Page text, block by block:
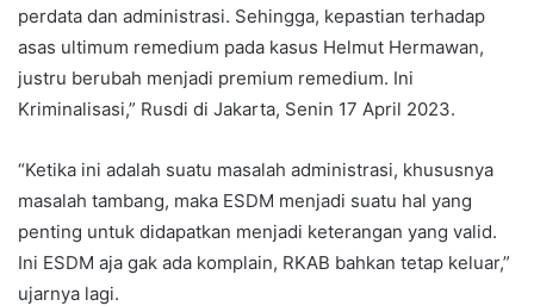
perdata dan administrasi. Sehingga, kepastian terhadap
asas ultimum remedium pada kasus Helmut Hermawan,
justru berubah menjadi premium remedium. Ini
Kriminalisasi,” Rusdi di Jakarta, Senin 17 April 2023.
“Ketika ini adalah suatu masalah administrasi, khususnya
masalah tambang, maka ESDM menjadi suatu hal yang
penting untuk didapatkan menjadi keterangan yang valid.
Ini ESDM aja gak ada komplain, RKAB bahkan tetap keluar,”
ujarnya lagi.